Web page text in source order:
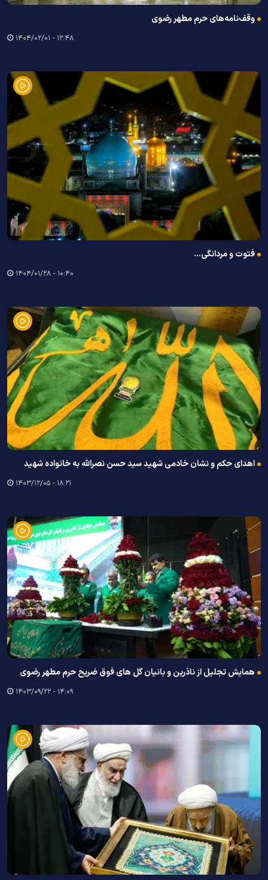
وقف‌نامه‌های حرم مطهر رضوی
۱۲:۴۸ - ۱۴۰۴/۰۲/۰۱
فتوت و مردانگی...
۱۰:۴۰ - ۱۴۰۴/۰۱/۲۸
اهدای حکم و نشان خادمی شهید سید حسن نصرالله به خانواده شهید
۱۸:۲۱ - ۱۴۰۳/۱۲/۰۵
همایش تجلیل از ناذرین و بانیان گل های فوق ضریح حرم مطهر رضوی
۱۴:۰۹ - ۱۴۰۳/۰۹/۲۲